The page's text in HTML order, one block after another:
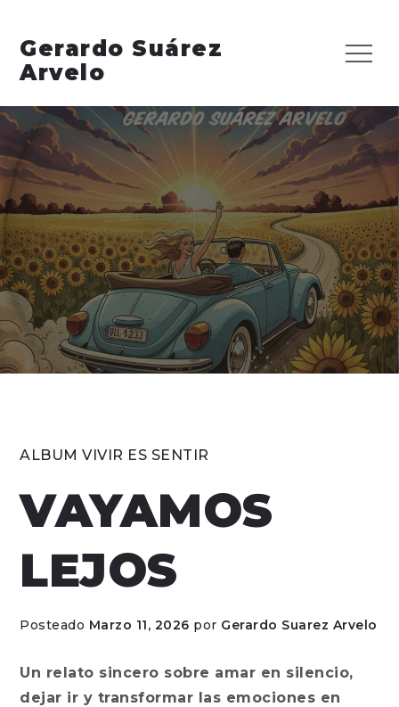
content
Gerardo Suárez
Arvelo
Menu
ALBUM VIVIR ES SENTIR
VAYAMOS
LEJOS
Posteado Marzo 11, 2026 por Gerardo Suarez Arvelo
Un relato sincero sobre amar en silencio,
dejar ir y transformar las emociones en